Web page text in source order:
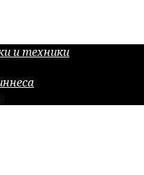
и техники